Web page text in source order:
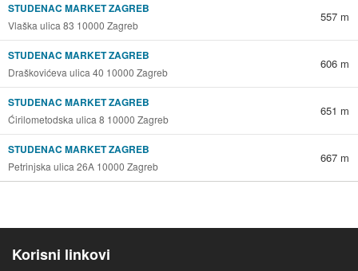
STUDENAC MARKET ZAGREB
Vlaška ulica 83 10000 Zagreb
557 m
STUDENAC MARKET ZAGREB
Draškovićeva ulica 40 10000 Zagreb
606 m
STUDENAC MARKET ZAGREB
Ćirilometodska ulica 8 10000 Zagreb
651 m
STUDENAC MARKET ZAGREB
Petrinjska ulica 26A 10000 Zagreb
667 m
Korisni linkovi